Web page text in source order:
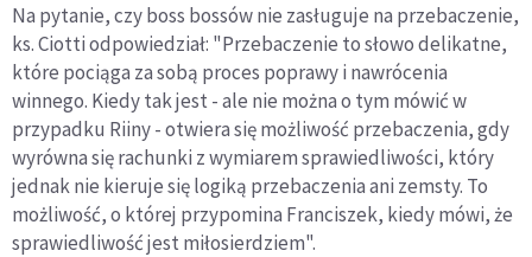
Na pytanie, czy boss bossów nie zasługuje na przebaczenie,
ks. Ciotti odpowiedział: "Przebaczenie to słowo delikatne,
które pociąga za sobą proces poprawy i nawrócenia
winnego. Kiedy tak jest - ale nie można o tym mówić w
przypadku Riiny - otwiera się możliwość przebaczenia, gdy
wyrówna się rachunki z wymiarem sprawiedliwości, który
jednak nie kieruje się logiką przebaczenia ani zemsty. To
możliwość, o której przypomina Franciszek, kiedy mówi, że
sprawiedliwość jest miłosierdziem".